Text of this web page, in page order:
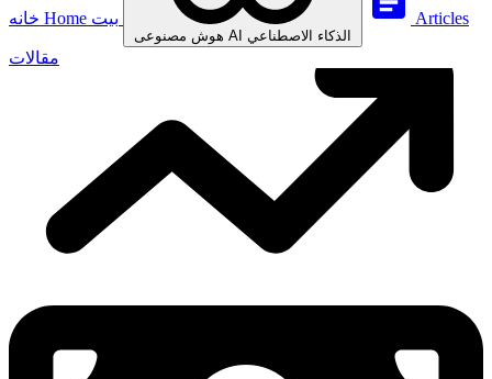
Home
AI الذكاء الاصطناعي
Articles
مقالات